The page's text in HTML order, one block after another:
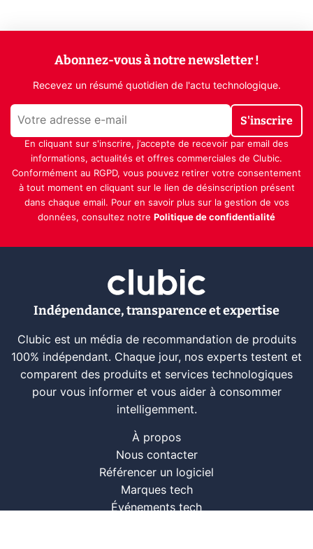
Abonnez-vous à notre newsletter !
Recevez un résumé quotidien de l'actu technologique.
S'inscrire
En cliquant sur s'inscrire, j’accepte de recevoir par email des
informations, actualités et offres commerciales de Clubic.
Conformément au RGPD, vous pouvez retirer votre consentement
à tout moment en cliquant sur le lien de désinscription présent
dans chaque email. Pour en savoir plus sur la gestion de vos
données, consultez notre Politique de confidentialité
Indépendance, transparence et expertise
Clubic est un média de recommandation de produits
100% indépendant. Chaque jour, nos experts testent et
comparent des produits et services technologiques
pour vous informer et vous aider à consommer
intelligemment.
À propos
Nous contacter
Référencer un logiciel
Marques tech
Événements tech